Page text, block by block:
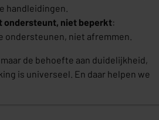
handleidingen.
ondersteunt, niet beperkt:
ondersteunen, niet afremmen.
de behoefte aan duidelijkheid,
is universeel. En daar helpen we